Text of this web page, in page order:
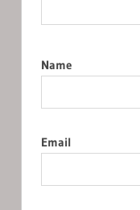
Name
Email